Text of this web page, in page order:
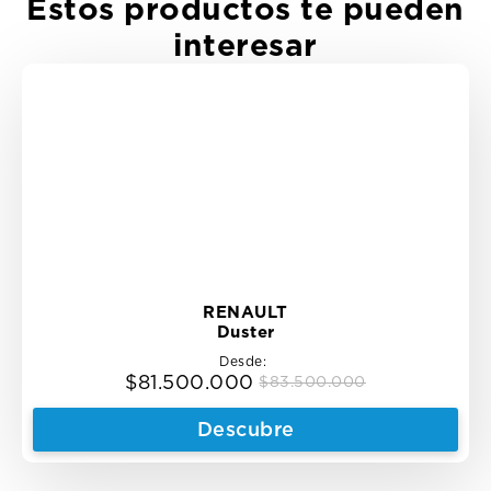
Estos productos te pueden
interesar
RENAULT
Duster
Desde:
$83.500.000
Original
price
$83.500.000.
$81.500.000
Current
price
$81.500.000.
Descubre